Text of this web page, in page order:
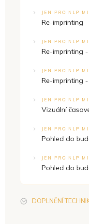
JEN PRO NLP
Re-imprinting
JEN PRO NLP
Re-imprinting
JEN PRO NLP
Re-imprinting
JEN PRO NLP
Vizuální
JEN PRO NLP
Pohled do
JEN PRO NLP
Pohled do
DOPLNĚNÍ